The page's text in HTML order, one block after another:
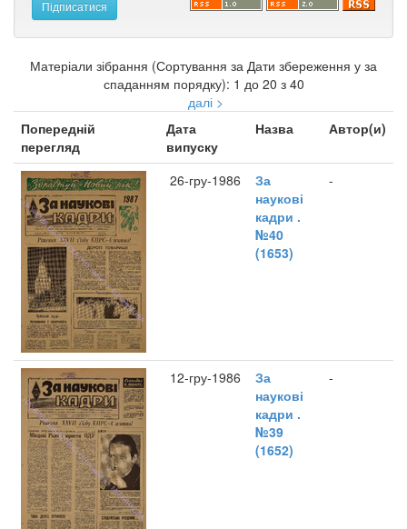
Матеріали зібрання (Сортування за Дати збереження у за
спаданням порядку): 1 до 20 з 40
далі >
Попередній
перегляд
Дата
випуску
Назва Автор(и)
26-гру-1986
За
наукові
кадри .
№40
(1653)
-
12-гру-1986
За
наукові
кадри .
№39
(1652)
-